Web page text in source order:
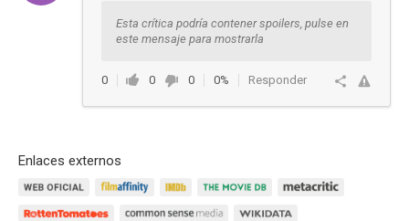
Esta crítica podría contener spoilers, pulse en
este mensaje para mostrarla
0 0 0 0% Responder
Enlaces externos